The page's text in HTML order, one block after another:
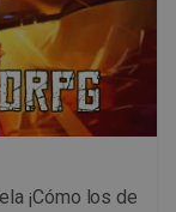
¡Cómo los de